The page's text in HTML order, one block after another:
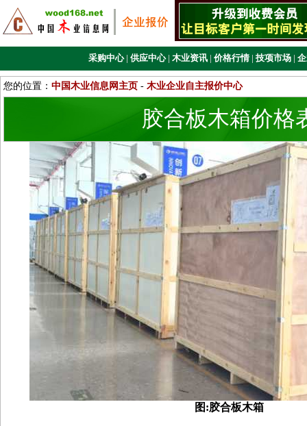
采购中心 | 供应中心 | 木业资讯 | 价格行情 | 技项市场 |
您的位置： 中国木业信息网主页- 木业企业自主报价中心
胶合板木箱价格
图:胶合板木箱